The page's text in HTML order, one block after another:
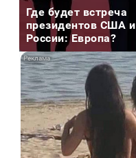
Где будет встреча
президентов США и
России: Европа?